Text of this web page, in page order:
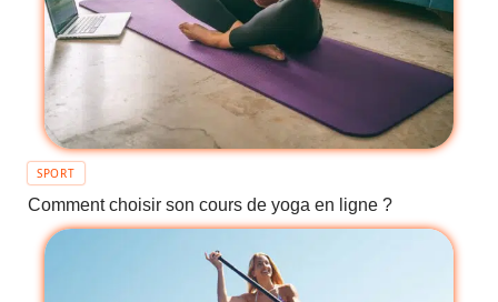
SPORT
Comment choisir son cours de yoga en ligne ?